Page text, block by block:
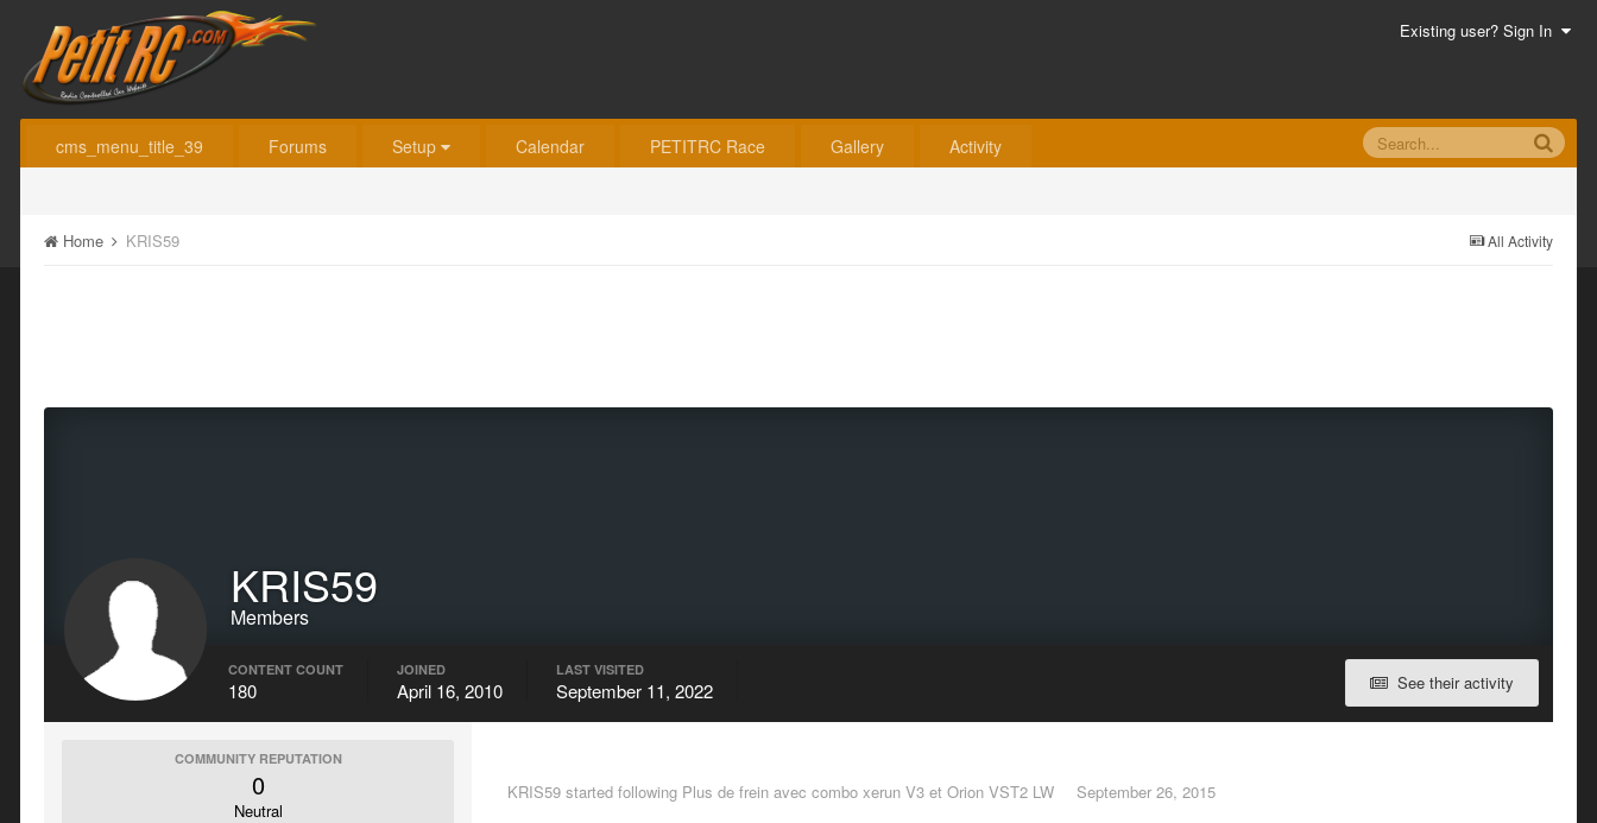
Existing user? Sign In
cms_menu_title_39 Forums Setup Calendar PETITRC Race Gallery Activity
All Activity
Home KRIS59
KRIS59
Members
See their activity
CONTENT COUNT
180
JOINED
April 16, 2010
LAST VISITED
September 11, 2022
COMMUNITY REPUTATION
0
Neutral
KRIS59 started following Plus de frein avec combo xerun V3 et Orion VST2 LW September 26, 2015